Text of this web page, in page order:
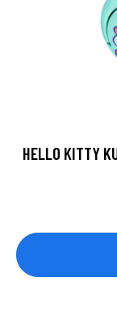
HELLO KITTY